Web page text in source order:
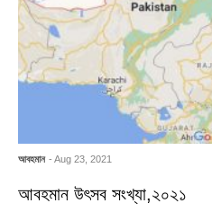
আবহমান - Aug 23, 2021
আবহমান উৎসব সংখ্যা,২০২১